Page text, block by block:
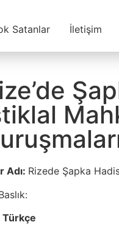
Satanlar İletişim
Adı: Rizede Şapka
Türkçe